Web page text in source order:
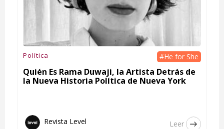
Política #He for She
Quién Es Rama Duwaji, la Artista Detrás de
la Nueva Historia Política de Nueva York
Revista Level Leer